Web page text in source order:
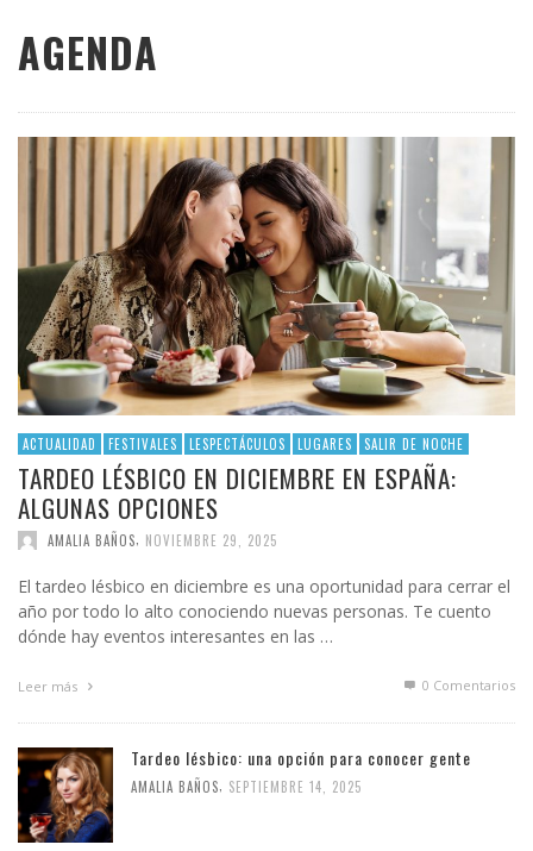
AGENDA
ACTUALIDAD FESTIVALES LESPECTÁCULOS LUGARES SALIR DE NOCHE
TARDEO LÉSBICO EN DICIEMBRE EN ESPAÑA:
ALGUNAS OPCIONES
AMALIA BAÑOS, NOVIEMBRE 29, 2025
El tardeo lésbico en diciembre es una oportunidad para cerrar el
año por todo lo alto conociendo nuevas personas. Te cuento
dónde hay eventos interesantes en las …
Leer más 0 Comentarios
Tardeo lésbico: una opción para conocer gente
AMALIA BAÑOS SEPTIEMBRE 14, 2025